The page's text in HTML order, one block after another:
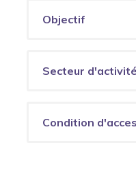
Objectif
Secteur d'activité
Condition d'acces